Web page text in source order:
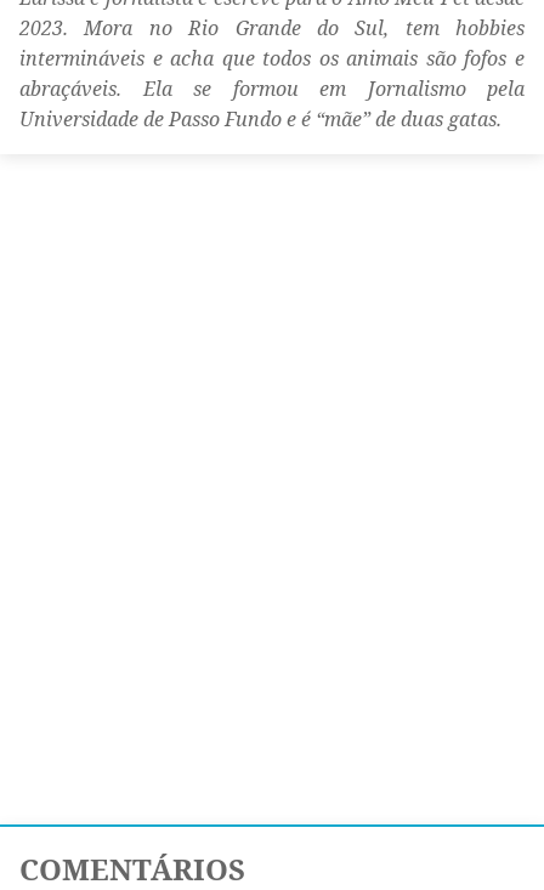
2023. Mora no Rio Grande do Sul, tem hobbies
intermináveis e acha que todos os animais são fofos e
abraçáveis. Ela se formou em Jornalismo pela
Universidade de Passo Fundo e é “mãe” de duas gatas.
COMENTÁRIOS